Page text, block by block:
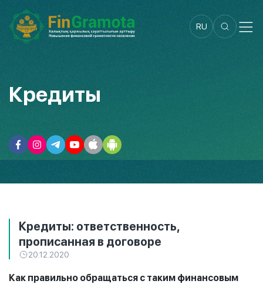
RU
Кредиты
Кредиты: ответственность,
прописанная в договоре
20.12.2020
Как правильно обращаться с таким финансовым